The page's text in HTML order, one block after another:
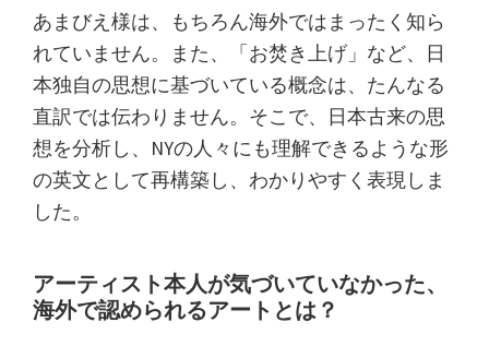
あまびえ様は、もちろん海外ではまったく知ら
れていません。また、「お焚き上げ」など、日
本独自の思想に基づいている概念は、たんなる
直訳では伝わりません。そこで、日本古来の思
想を分析し、NYの人々にも理解できるような形
の英文として再構築し、わかりやすく表現しま
した。
アーティスト本人が気づいていなかった、
海外で認められるアートとは？